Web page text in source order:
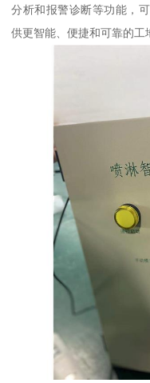
分析和报警诊断等功能，
供更智能、便捷和可靠的工